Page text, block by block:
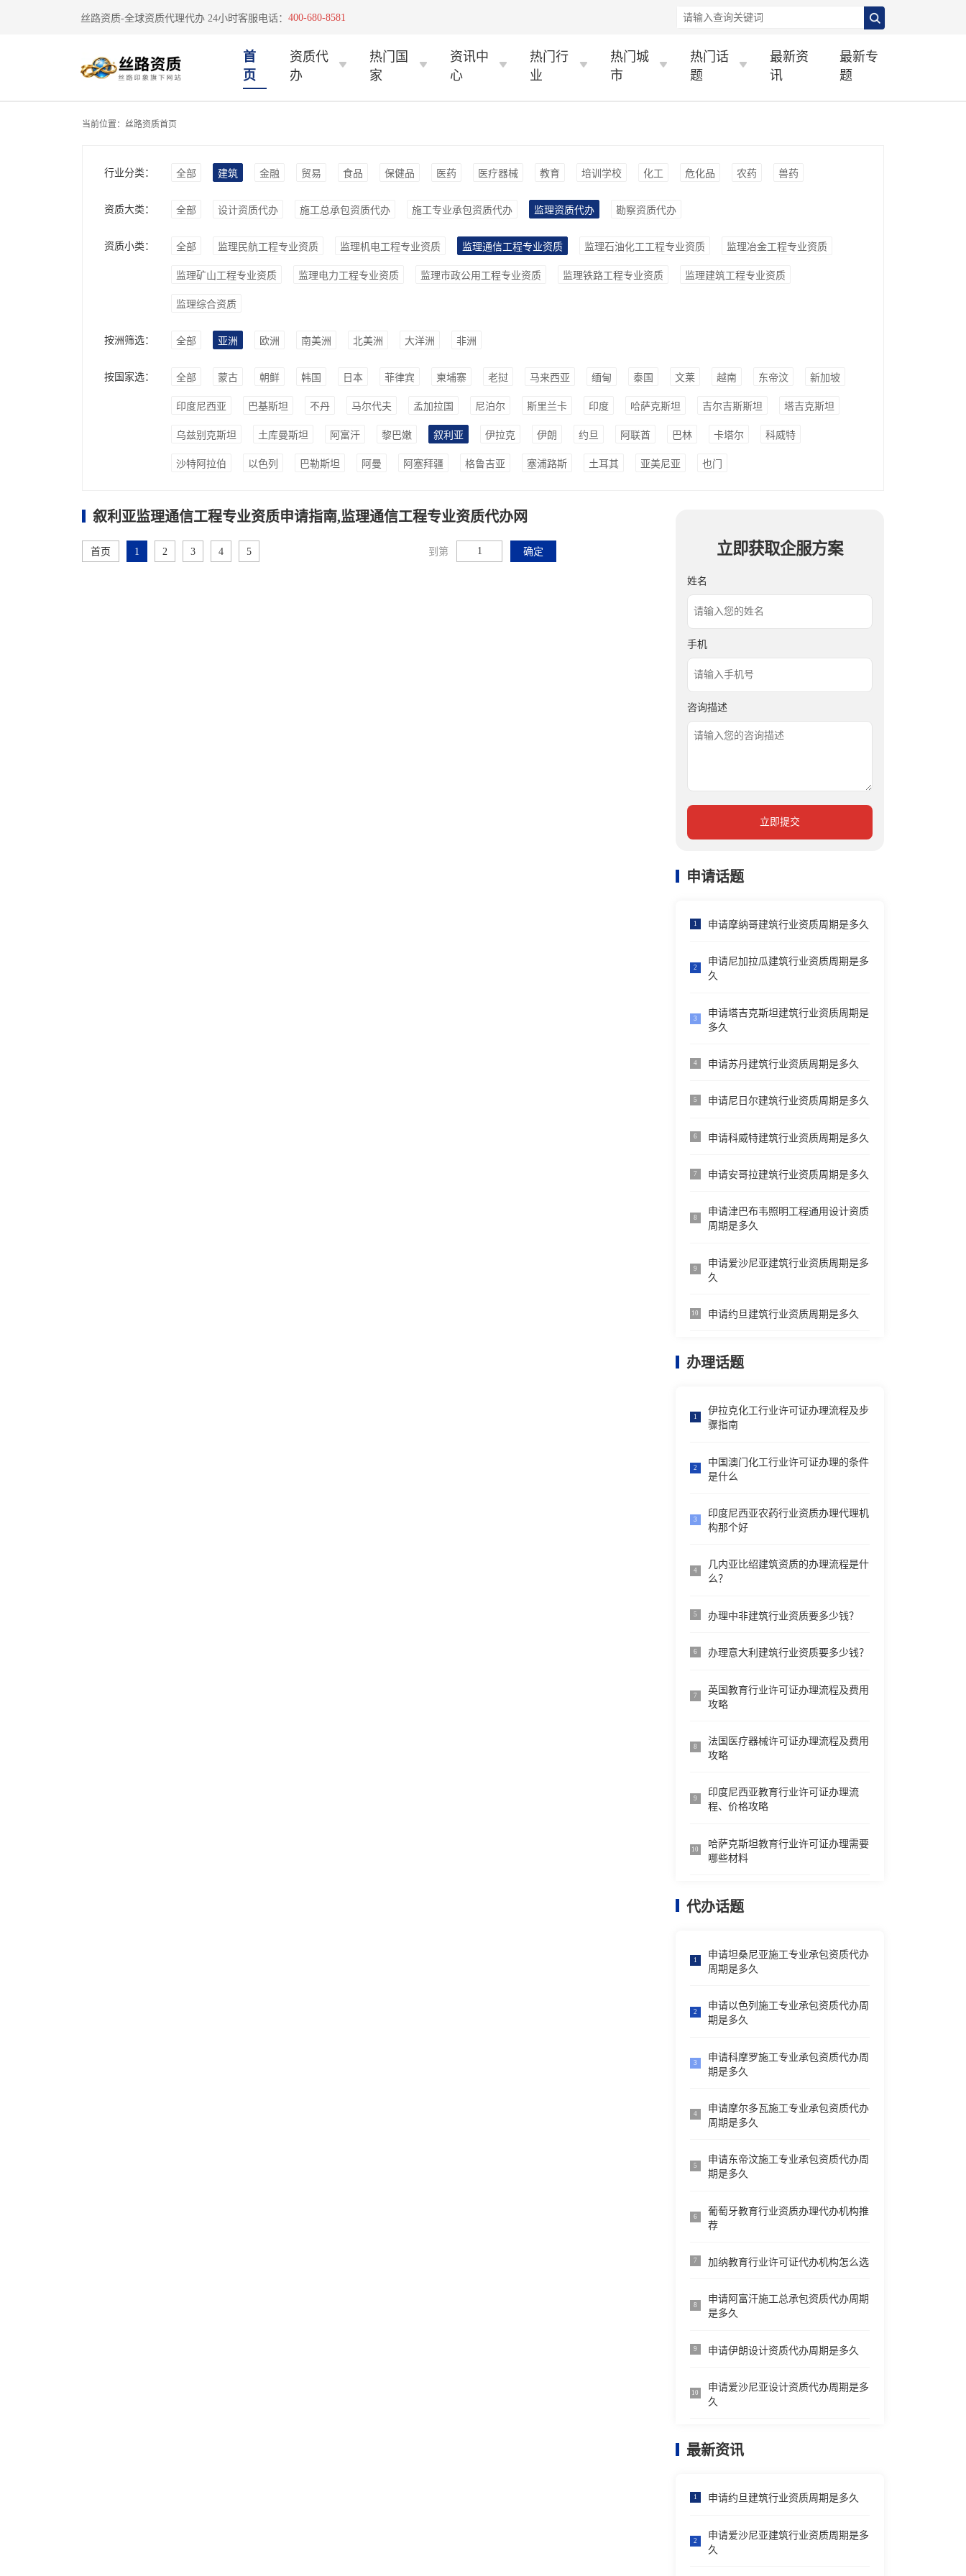
丝路资质-全球资质代理代办 24小时客服电话： 400-680-8581
首
页
资质代
办
热门国
家
资讯中
心
热门行
业
热门城
市
热门话
题
最新资
讯
最新专
题
当前位置： 丝路资质首页
行业分类： 全部 建筑 金融 贸易 食品 保健品 医药 医疗器械 教育 培训学校 化工 危化品 农药 兽药
资质大类： 全部 设计资质代办 施工总承包资质代办 施工专业承包资质代办 监理资质代办 勘察资质代办
资质小类： 全部 监理民航工程专业资质 监理机电工程专业资质 监理通信工程专业资质 监理石油化工工程专业资质 监理冶金工程专业资质
监理矿山工程专业资质 监理电力工程专业资质 监理市政公用工程专业资质 监理铁路工程专业资质 监理建筑工程专业资质
监理综合资质
按洲筛选： 全部 亚洲 欧洲 南美洲 北美洲 大洋洲 非洲
按国家选： 全部 蒙古 朝鲜 韩国 日本 菲律宾 柬埔寨 老挝 马来西亚 缅甸 泰国 文莱 越南 东帝汶 新加坡
印度尼西亚 巴基斯坦 不丹 马尔代夫 孟加拉国 尼泊尔 斯里兰卡 印度 哈萨克斯坦 吉尔吉斯斯坦 塔吉克斯坦
乌兹别克斯坦 土库曼斯坦 阿富汗 黎巴嫩 叙利亚 伊拉克 伊朗 约旦 阿联酋 巴林 卡塔尔 科威特
沙特阿拉伯 以色列 巴勒斯坦 阿曼 阿塞拜疆 格鲁吉亚 塞浦路斯 土耳其 亚美尼亚 也门
叙利亚监理通信工程专业资质申请指南,监理通信工程专业资质代办网
首页 1 2 3 4 5 到第 确定 立即获取企服方案
姓名
手机
咨询描述
立即提交
申请话题
1 申请摩纳哥建筑行业资质周期是多久
2
申请尼加拉瓜建筑行业资质周期是多
久
3
申请塔吉克斯坦建筑行业资质周期是
多久
4 申请苏丹建筑行业资质周期是多久
5 申请尼日尔建筑行业资质周期是多久
6 申请科威特建筑行业资质周期是多久
7 申请安哥拉建筑行业资质周期是多久
8
申请津巴布韦照明工程通用设计资质
周期是多久
9
申请爱沙尼亚建筑行业资质周期是多
久
10 申请约旦建筑行业资质周期是多久
办理话题
1
伊拉克化工行业许可证办理流程及步
骤指南
2
中国澳门化工行业许可证办理的条件
是什么
3
印度尼西亚农药行业资质办理代理机
构那个好
4
几内亚比绍建筑资质的办理流程是什
么？
5 办理中非建筑行业资质要多少钱？
6 办理意大利建筑行业资质要多少钱？
7
英国教育行业许可证办理流程及费用
攻略
8
法国医疗器械许可证办理流程及费用
攻略
9
印度尼西亚教育行业许可证办理流
程、价格攻略
10
哈萨克斯坦教育行业许可证办理需要
哪些材料
代办话题
1
申请坦桑尼亚施工专业承包资质代办
周期是多久
2
申请以色列施工专业承包资质代办周
期是多久
3
申请科摩罗施工专业承包资质代办周
期是多久
4
申请摩尔多瓦施工专业承包资质代办
周期是多久
5
申请东帝汶施工专业承包资质代办周
期是多久
6
葡萄牙教育行业资质办理代办机构推
荐
7 加纳教育行业许可证代办机构怎么选
8
申请阿富汗施工总承包资质代办周期
是多久
9 申请伊朗设计资质代办周期是多久
10
申请爱沙尼亚设计资质代办周期是多
久
最新资讯
1 申请约旦建筑行业资质周期是多久
2
申请爱沙尼亚建筑行业资质周期是多
久